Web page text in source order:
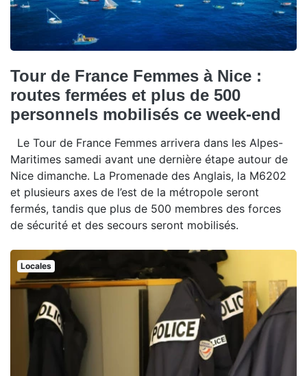
Tour de France Femmes à Nice :
routes fermées et plus de 500
personnels mobilisés ce week-end
Le Tour de France Femmes arrivera dans les Alpes-
Maritimes samedi avant une dernière étape autour de
Nice dimanche. La Promenade des Anglais, la M6202
et plusieurs axes de l’est de la métropole seront
fermés, tandis que plus de 500 membres des forces
de sécurité et des secours seront mobilisés.
Locales